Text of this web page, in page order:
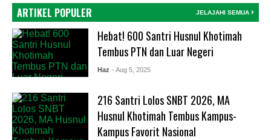
ARTIKEL POPULER JELAJAHI SEMUA
Hebat! 600 Santri Husnul Khotimah
Tembus PTN dan Luar Negeri
Haz - Aug 5, 2025
216 Santri Lolos SNBT 2026, MA
Husnul Khotimah Tembus Kampus-
Kampus Favorit Nasional